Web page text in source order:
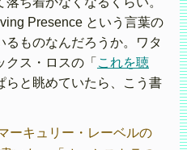
Presence という言葉の
るものなんだろうか。ワタ
ス・ロスの「 これを聴
らと眺めていたら、こう書
ーキュリー・レーベルの